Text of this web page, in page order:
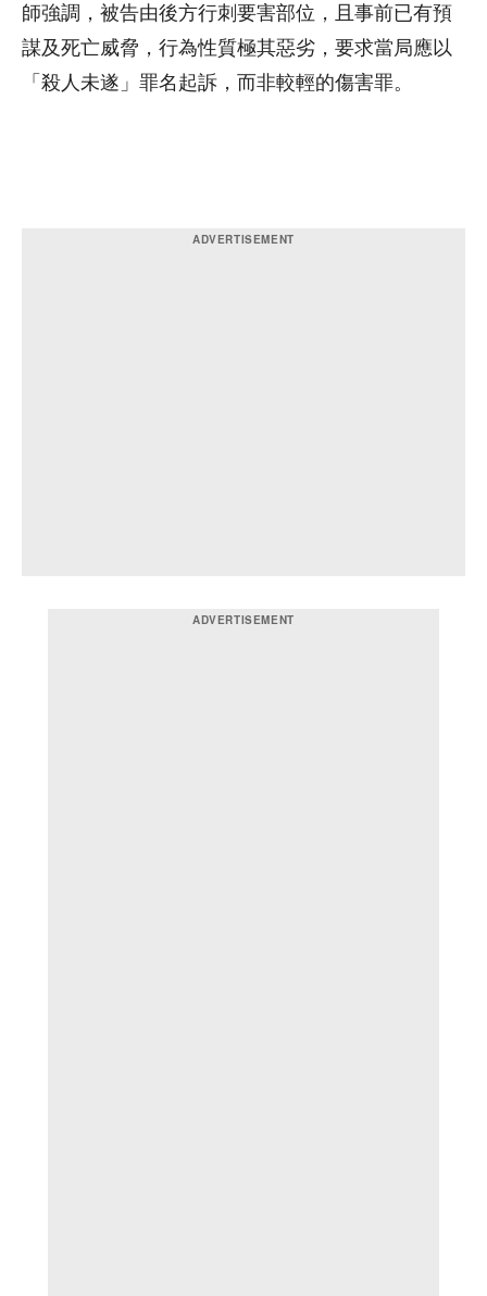
師強調，被告由後方行刺要害部位，且事前已有預
謀及死亡威脅，行為性質極其惡劣，要求當局應以
「殺人未遂」罪名起訴，而非較輕的傷害罪。